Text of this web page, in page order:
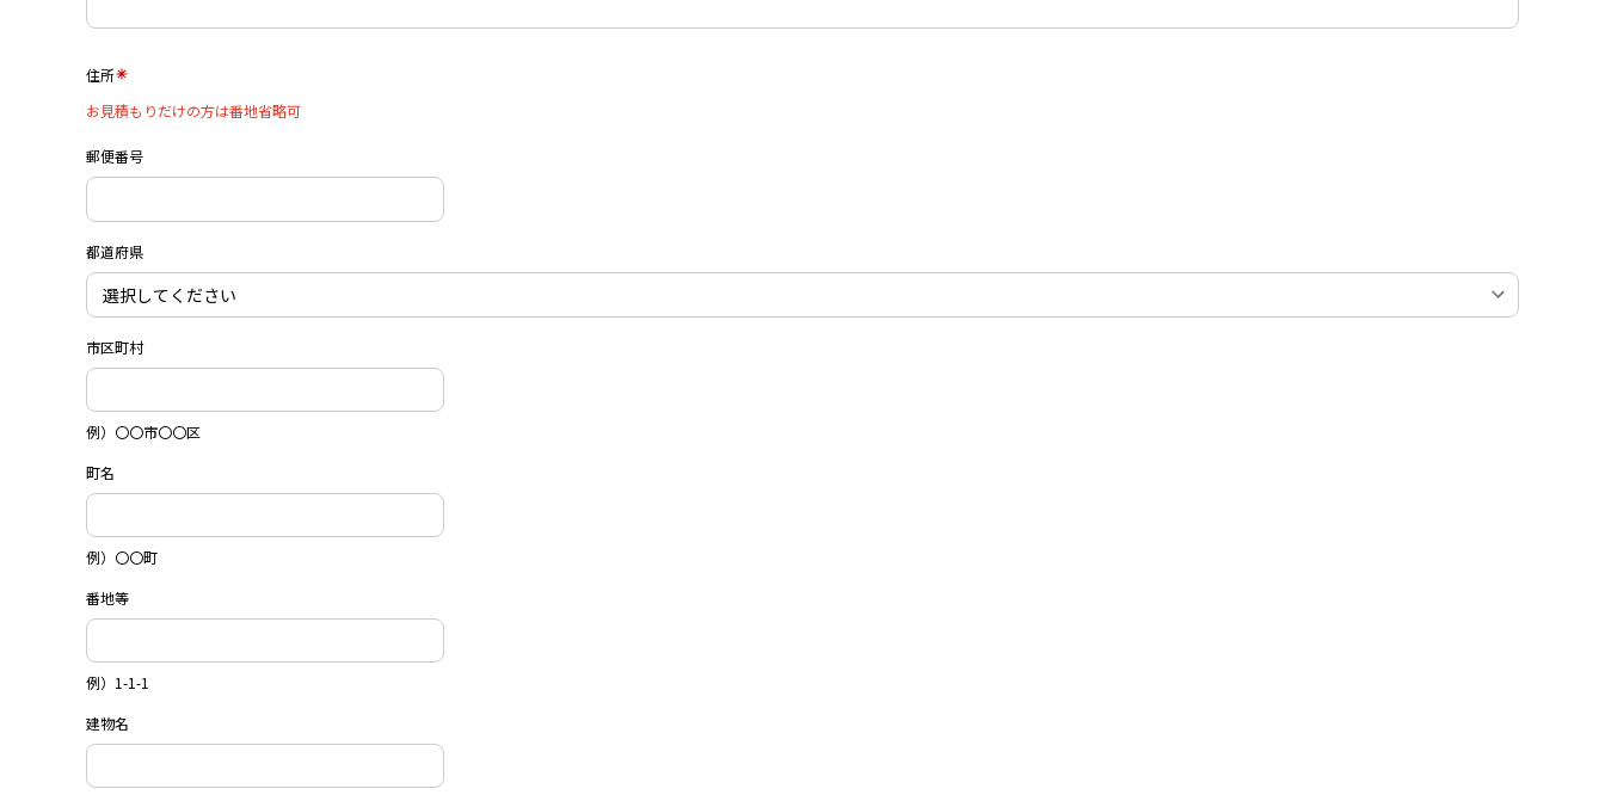
住所
お見積もりだけの方は番地省略可
郵便番号
都道府県
市区町村
例）〇〇市〇〇区
町名
例）〇〇町
番地等
例）1-1-1
建物名